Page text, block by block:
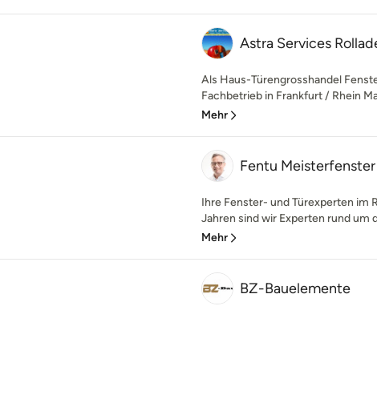
Astra Services
Als Haus-Türengrosshandel
Fachbetrieb in Frankfurt / Rhein
Mehr
Fentu
Ihre Fenster- und Türexperten im
Jahren sind wir Experten rund um
Mehr
BZ-Bauelemente